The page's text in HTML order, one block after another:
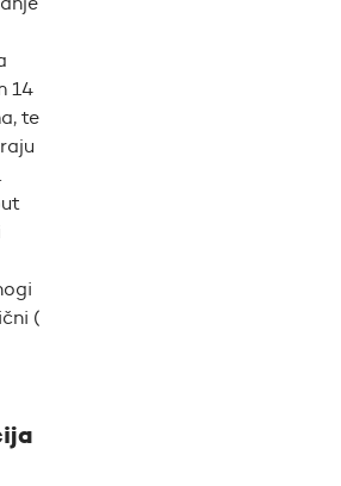
14
te
(